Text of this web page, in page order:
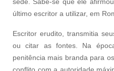
último escritor a utilizar, em
Escritor erudito, transmitia
ou citar as fontes. Na
penitência mais branda para